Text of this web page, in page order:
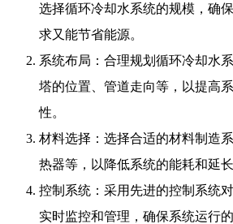
选择循环冷却水系统的规模，确
求又能节省能源。
系统布局：合理规划循环冷却水
塔的位置、管道走向等，以提高
性。
材料选择：选择合适的材料制造
热器等，以降低系统的能耗和延长
控制系统：采用先进的控制系统
实时监控和管理，确保系统运行